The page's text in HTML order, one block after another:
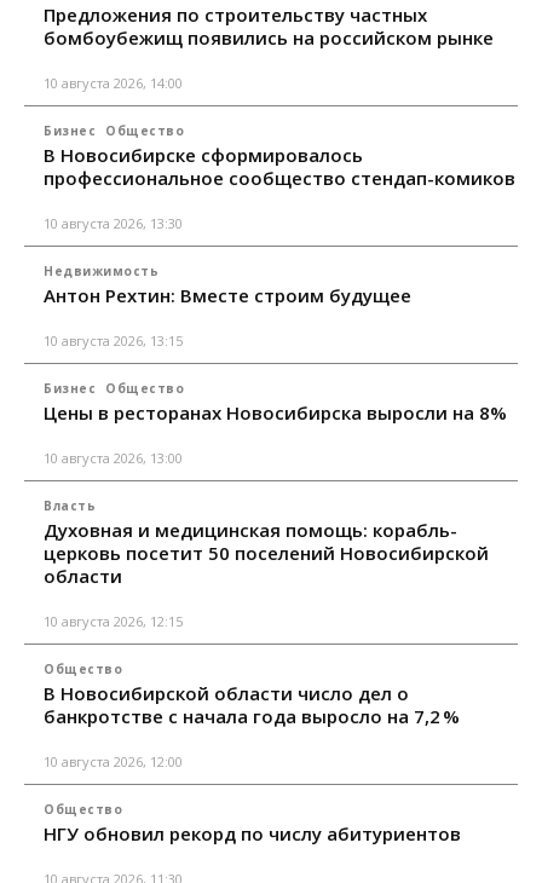
Предложения по строительству частных
бомбоубежищ появились на российском рынке
10 августа 2026, 14:00
Бизнес Общество
В Новосибирске сформировалось
профессиональное сообщество стендап-комиков
10 августа 2026, 13:30
Недвижимость
Антон Рехтин: Вместе строим будущее
10 августа 2026, 13:15
Бизнес Общество
Цены в ресторанах Новосибирска выросли на 8%
10 августа 2026, 13:00
Власть
Духовная и медицинская помощь: корабль-
церковь посетит 50 поселений Новосибирской
области
10 августа 2026, 12:15
Общество
В Новосибирской области число дел о
банкротстве с начала года выросло на 7,2 %
10 августа 2026, 12:00
Общество
НГУ обновил рекорд по числу абитуриентов
10 августа 2026, 11:30